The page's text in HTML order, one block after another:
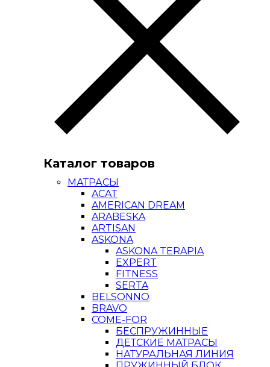
Каталог товаров
МАТРАСЫ
ACAT
AMERICAN DREAM
ARABESKA
ARTISAN
ASKONA
ASKONA TERAPIA
EXPERT
FITNESS
SERTA
BELSONNO
BRAVO
COME-FOR
БЕСПРУЖИННЫЕ
ДЕТСКИЕ МАТРАСЫ
НАТУРАЛЬНАЯ ЛИНИЯ